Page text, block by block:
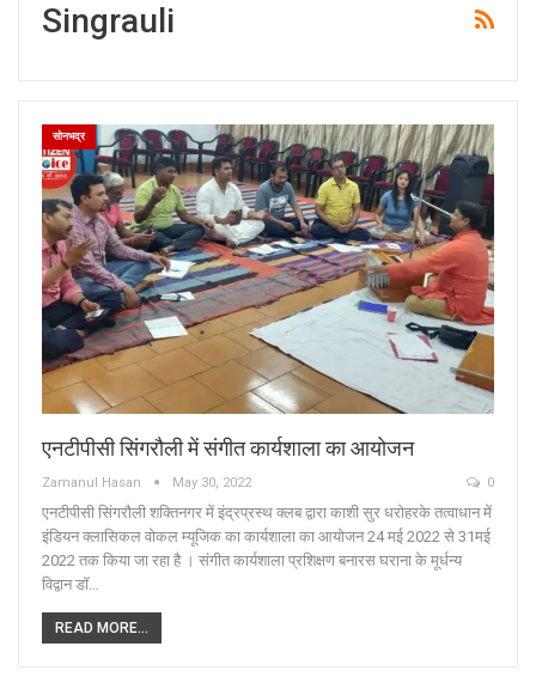
Singrauli
सोनभद्र
एनटीपीसी सिंगरौली में संगीत कार्यशाला का आयोजन
Zamanul Hasan May 30, 2022 0
एनटीपीसी सिंगरौली शक्तिनगर में इंद्रप्रस्थ क्लब द्वारा काशी सुर धरोहरके तत्वाधान में
इंडियन क्लासिकल वोकल म्यूजिक का कार्यशाला का आयोजन 24 मई 2022 से 31मई
2022 तक किया जा रहा है । संगीत कार्यशाला प्रशिक्षण बनारस घराना के मूर्धन्य
विद्वान डॉ…
READ MORE...